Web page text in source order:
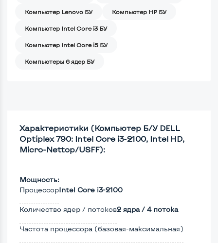
Компьютер Lenovo БУ Компьютер HP БУ
Компьютер Intel Core i3 БУ
Компьютер Intel Core i5 БУ
Компьютеры 6 ядер БУ
Характеристики (Компьютер Б/У DELL
Optiplex 790: Intel Core i3-2100, Intel HD,
Micro-Nettop/USFF):
Мощность:
ПроцессорIntel Core i3-2100
Количество ядер / потоков2 ядра / 4 потока
Частота процессора (базовая-максимальная)